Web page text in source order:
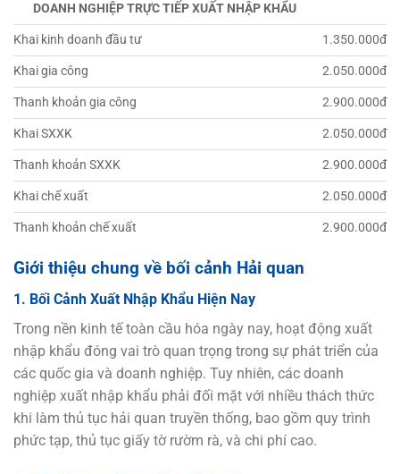
DOANH NGHIỆP TRỰC TIẾP XUẤT NHẬP KHẨU
Khai kinh doanh đầu tư 1.350.000đ
Khai gia công 2.050.000đ
Thanh khoản gia công 2.900.000đ
Khai SXXK 2.050.000đ
Thanh khoản SXXK 2.900.000đ
Khai chế xuất 2.050.000đ
Thanh khoản chế xuất 2.900.000đ
Giới thiệu chung về bối cảnh Hải quan
1. Bối Cảnh Xuất Nhập Khẩu Hiện Nay
Trong nền kinh tế toàn cầu hóa ngày nay, hoạt động xuất
nhập khẩu đóng vai trò quan trọng trong sự phát triển của
các quốc gia và doanh nghiệp. Tuy nhiên, các doanh
nghiệp xuất nhập khẩu phải đối mặt với nhiều thách thức
khi làm thủ tục hải quan truyền thống, bao gồm quy trình
phức tạp, thủ tục giấy tờ rườm rà, và chi phí cao.